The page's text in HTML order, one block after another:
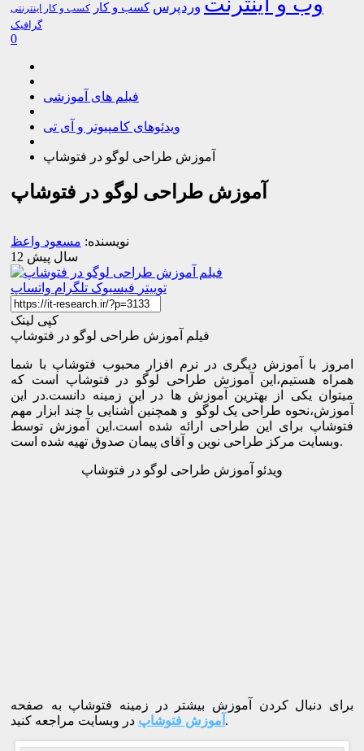
وردپرس کسب و کار کسب و کار اینترنتی
گرافیک
0
فیلم های آموزشی
ویدئوهای کامپیوتر و آی تی
آموزش طراحی لوگو در فتوشاپ
آموزش طراحی لوگو در فتوشاپ
نویسنده: مسعود واعظ
12 سال پیش
توییتر فیسبوک تلگرام واتساپ
کپی لینک
فیلم آموزش طراحی لوگو در فتوشاپ
امروز با آموزش دیگری در نرم افزار محبوب فتوشاپ با شما
همراه هستیم،این آموزش طراحی لوگو در فتوشاپ است که
میتوان یکی از بهترین آموزش ها در این زمینه دانست.در این
آموزش،نحوه طراحی یک لوگو و همچنین آشنایی با چند ابزار مهم
فتوشاپ برای این طراحی ارائه شده است.این آموزش توسط
وبسایت مرکز طراحی نوین و آقای پیمان صدوق تهیه شده است.
ویدئو آموزش طراحی لوگو در فتوشاپ
برای دنبال کردن آموزش بیشتر در زمینه فتوشاپ به صفحه
آموزش فتوشاپ در وبسایت مراجعه کنید.